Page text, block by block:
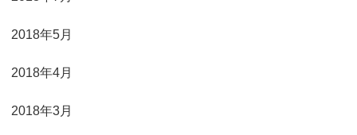
2018年5月
2018年4月
2018年3月